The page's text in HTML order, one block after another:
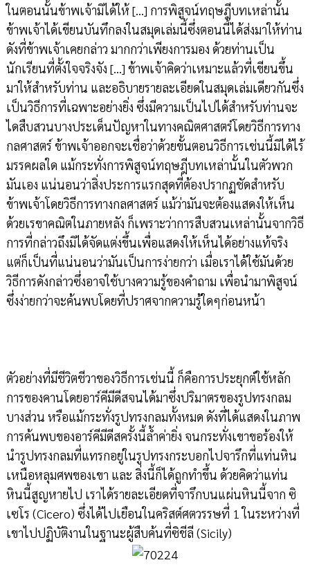
ในตอนนั้นข้าพเจ้ามิได้ให้ [...] การพิสูจน์ทฤษฎีบทเหล่านั้น
ข้าพเจ้าได้เขียนบันทึกลงในสมุดเล่มนี้ซึ่งตอนนี้ได้ส่งมาให้ท่าน
ดังที่ข้าพเจ้าเคยกล่าว มากกว่าเพียงการมอง ด้วยท่านเป็น
นักเรียนที่ตั้งใจจริงจัง […] ข้าพเจ้าคิดว่าเหมาะแล้วที่เขียนขึ้น
มาให้สำหรับท่าน และอธิบายรายละเอียดในสมุดเล่มเดียวกันซึ่ง
เป็นวิธีการที่เฉพาะอย่างยิ่ง ซึ่งมีความเป็นไปได้สำหรับท่านจะ
ไดสืบสวนบางประเด็นปัญหาในทางคณิตศาสตร์โดยวิธีการทาง
กลศาสตร์ ข้าพเจ้าออกจะเชื่อว่าด้วยขั้นตอนวิธีการเช่นนี้มิได้ไร้
มรรคผลใด แม้กระทั่งการพิสูจน์ทฤษฎีบทเหล่านั้นในตัวพวก
มันเอง แน่นอนว่าสิ่งประการแรกสุดที่ต้องปรากฏชัดสำหรับ
ข้าพเจ้าโดยวิธีการทางกลศาสตร์ แม้ว่ามันจะต้องแสดงให้เห็น
ด้วยเรขาคณิตในภายหลัง ก็เพราะว่าการสืบสวนเหล่านั้นจากวิธี
การที่กล่าวถึงมิได้จัดแต่งขึ้นเพื่อแสดงให้เห็นได้อย่างแท้จริง
แต่ก็เป็นที่แน่นอนว่ามันเป็นการง่ายกว่า เมื่อเราได้ใช้มันด้วย
วิธีการดังกล่าวซึ่งอาจใช้บางความรู้ของคำถาม เพื่อนำมาพิสูจน์
ซึ่งง่ายกว่าจะค้นพบโดยที่ปราศจากความรู้ใดๆก่อนหน้า
ตัวอย่างที่มีชีวิตชีวาของวิธีการเช่นนี้ ก็คือการประยุกต์ใช้หลัก
การของคานโดยอาร์คีมีดีสจนได้มาซึ่งปริมาตรของรูปทรงกลม
บางส่วน หรือแม้กระทั่งรูปทรงกลมทั้งหมด ดังที่ได้แสดงในภาพ
การค้นพบของอาร์คีมีดีสครั้งนี้ล้ำค่ายิ่ง จนกระทั่งเขาขอร้องให้
นำรูปทรงกลมที่แทรกอยู่ในรูปทรงกระบอกไปจารึกที่แท่นหิน
เหนือหลุมศพของเขา และ สิ่งนี้ก็ได้ถูกทำขึ้น ด้วยคิดว่าแท่น
หินนี้สูญหายไป เราได้รายละเอียดที่จารึกบนแผ่นหินนี้จาก ซิ
เซโร (Cicero) ซึ่งได้ไปเยือนในคริสต์ศตวรรษที่ 1 ในระหว่างที่
เขาไปปฏิบัติงานในฐานะผู้สืบค้นที่ซิชีลี (Sicily)